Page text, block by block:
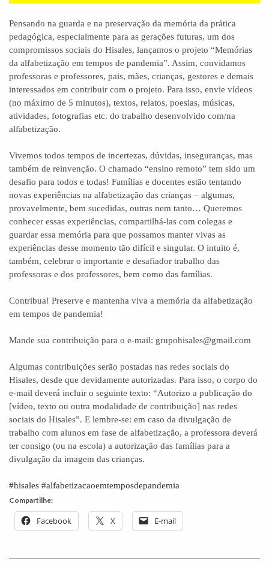
Pensando na guarda e na preservação da memória da prática
pedagógica, especialmente para as gerações futuras, um dos
compromissos sociais do Hisales, lançamos o projeto “Memórias
da alfabetização em tempos de pandemia”. Assim, convidamos
professoras e professores, pais, mães, crianças, gestores e demais
interessados em contribuir com o projeto. Para isso, envie vídeos
(no máximo de 5 minutos), textos, relatos, poesias, músicas,
atividades, fotografias etc. do trabalho desenvolvido com/na
alfabetização.
Vivemos todos tempos de incertezas, dúvidas, inseguranças, mas
também de reinvenção. O chamado “ensino remoto” tem sido um
desafio para todos e todas! Famílias e docentes estão tentando
novas experiências na alfabetização das crianças – algumas,
provavelmente, bem sucedidas, outras nem tanto… Queremos
conhecer essas experiências, compartilhá-las com colegas e
guardar essa memória para que possamos manter vivas as
experiências desse momento tão difícil e singular. O intuito é,
também, celebrar o importante e desafiador trabalho das
professoras e dos professores, bem como das famílias.
Contribua! Preserve e mantenha viva a memória da alfabetização
em tempos de pandemia!
Mande sua contribuição para o e-mail: grupohisales@gmail.com
Algumas contribuições serão postadas nas redes sociais do
Hisales, desde que devidamente autorizadas. Para isso, o corpo do
e-mail deverá incluir o seguinte texto: “Autorizo a publicação do
[vídeo, texto ou outra modalidade de contribuição] nas redes
sociais do Hisales”. E lembre-se: em caso da divulgação de
trabalho com alunos em fase de alfabetização, a professora deverá
ter consigo (ou na escola) a autorização das famílias para a
divulgação da imagem das crianças.
#hisales #alfabetizacaoemtemposdepandemia
Compartilhe:
Facebook X E-mail